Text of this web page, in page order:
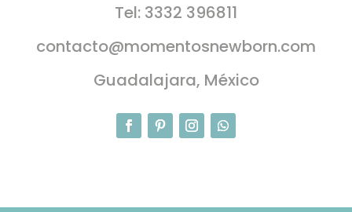
Tel: 3332 396811
contacto@momentosnewborn.com
Guadalajara, México